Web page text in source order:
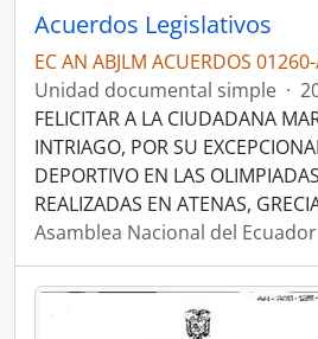
Acuerdos Legislativos
EC AN ABJLM ACUERDOS
Unidad documental simple ·
FELICITAR A LA CIUDADANA
INTRIAGO, POR SU
DEPORTIVO EN LAS
REALIZADAS EN ATENAS,
Asamblea Nacional del Ecuador